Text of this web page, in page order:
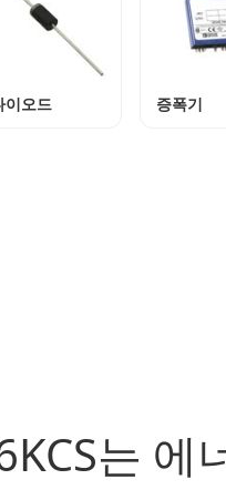
이오드 증폭기
는 에